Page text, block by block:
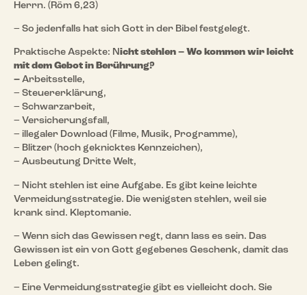
Herrn. (Röm 6,23)
– So jedenfalls hat sich Gott in der Bibel festgelegt.
Praktische Aspekte: Nicht stehlen – Wo kommen wir leicht
mit dem Gebot in Berührung?
– Arbeitsstelle,
– Steuererklärung,
– Schwarzarbeit,
– Versicherungsfall,
– illegaler Download (Filme, Musik, Programme),
– Blitzer (hoch geknicktes Kennzeichen),
– Ausbeutung Dritte Welt,
– Nicht stehlen ist eine Aufgabe. Es gibt keine leichte
Vermeidungsstrategie. Die wenigsten stehlen, weil sie
krank sind. Kleptomanie.
– Wenn sich das Gewissen regt, dann lass es sein. Das
Gewissen ist ein von Gott gegebenes Geschenk, damit das
Leben gelingt.
– Eine Vermeidungsstrategie gibt es vielleicht doch. Sie